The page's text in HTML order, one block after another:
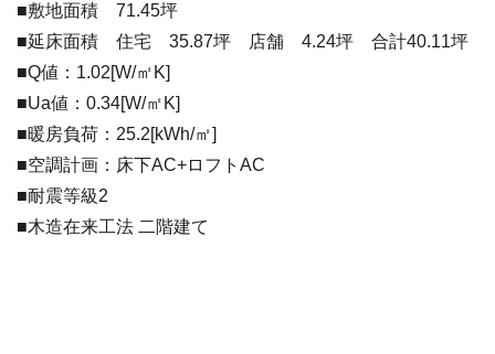
■敷地面積 71.45坪
■延床面積 住宅 35.87坪 店舗 4.24坪 合計40.11坪
■Q値：1.02[W/㎡K]
■Ua値：0.34[W/㎡K]
■暖房負荷：25.2[kWh/㎡]
■空調計画：床下AC+ロフトAC
■耐震等級2
■木造在来工法 二階建て